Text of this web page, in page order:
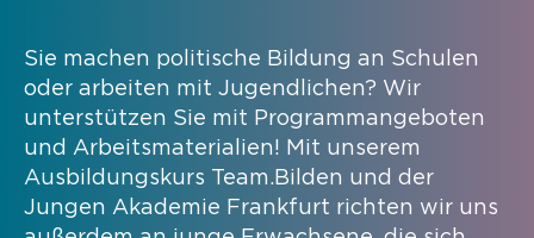
Sie machen politische Bildung an Schulen
oder arbeiten mit Jugendlichen? Wir
unterstützen Sie mit Programmangeboten
und Arbeitsmaterialien! Mit unserem
Ausbildungskurs Team.Bilden und der
Jungen Akademie Frankfurt richten wir uns